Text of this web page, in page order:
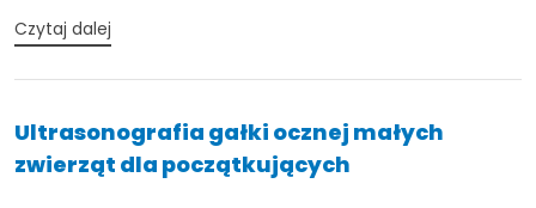
Czytaj dalej
Ultrasonografia gałki ocznej małych
zwierząt dla początkujących